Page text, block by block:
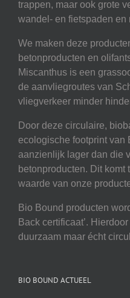
trappen, maar ook grote
wandel- en fietspaden en
We maken deze
betonproducten en
Miscanthus is een
de aanvliegroutes van
vliegverkeer minder
Door deze circulaire,
ecologische footprint van
aanzienlijk lager dan die
betonproducten. Dit komt
waarde van onze
Bio Bound producten
Back certificaat’.
duurzaam maar écht
BIO BOUND ACTUEEL